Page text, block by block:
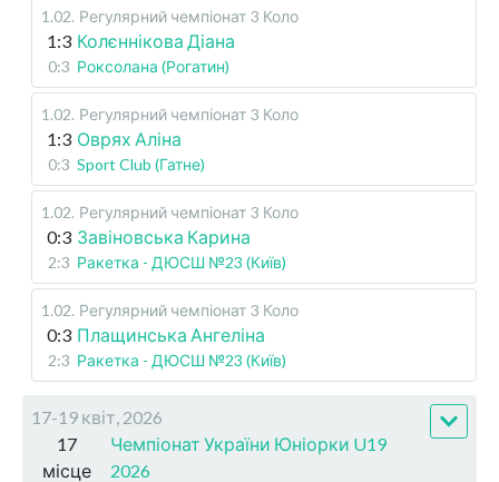
1.02. Регулярний чемпіонат 3 Коло
1:3 Колєннікова Діана
0:3 Роксолана (Рогатин)
1.02. Регулярний чемпіонат 3 Коло
1:3 Оврях Аліна
0:3 Sport Club (Гатне)
1.02. Регулярний чемпіонат 3 Коло
0:3 Завіновська Карина
2:3 Ракетка - ДЮСШ №23 (Київ)
1.02. Регулярний чемпіонат 3 Коло
0:3 Плащинська Ангеліна
2:3 Ракетка - ДЮСШ №23 (Київ)
17-19 квіт, 2026
17
місце
Чемпіонат України Юніорки U19
2026